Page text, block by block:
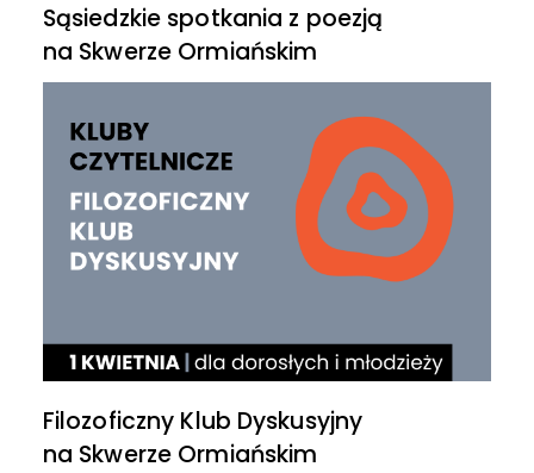
Sąsiedzkie spotkania z poezją
na Skwerze Ormiańskim
Filozoficzny Klub Dyskusyjny
na Skwerze Ormiańskim